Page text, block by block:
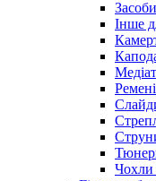
Інше
Чохли